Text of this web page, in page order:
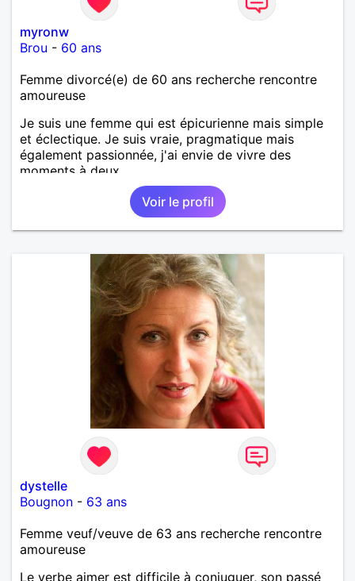
myronw
Brou - 60 ans
Femme divorcé(e) de 60 ans recherche rencontre
amoureuse
Je suis une femme qui est épicurienne mais simple
et éclectique. Je suis vraie, pragmatique mais
également passionnée, j'ai envie de vivre des
moments à deux.
Voir le profil
dystelle
Bougnon - 63 ans
Femme veuf/veuve de 63 ans recherche rencontre
amoureuse
Le verbe aimer est difficile à conjuguer, son passé